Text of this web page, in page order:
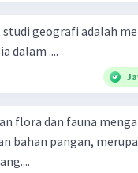
geografi adalah
dalam ....
flora dan fauna
bahan pangan,